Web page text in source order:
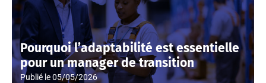
Pourquoi l’adaptabilité est essentielle
pour un manager de transition
Publié le05/05/2026